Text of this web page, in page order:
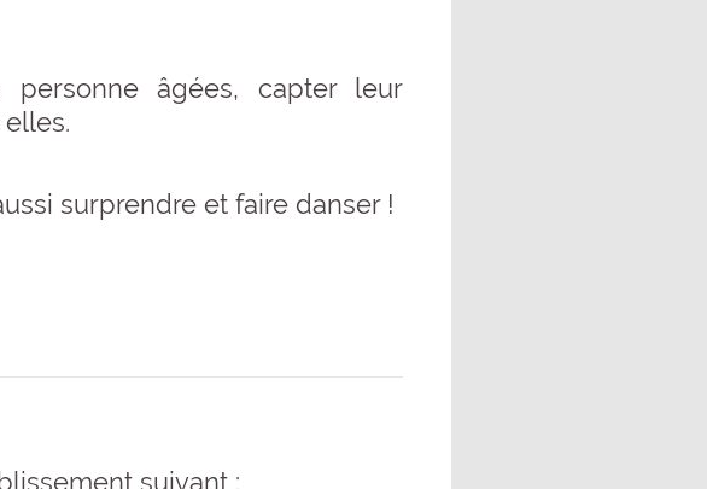
âgées, capter leur
surprendre et faire danser !
suivant :